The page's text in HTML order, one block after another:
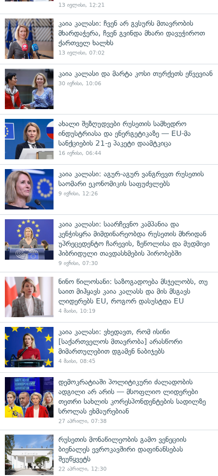
13 ივლისი, 12:21
კაია კალასი: ჩვენ არ გვსურს მთავრობის
მხარდაჭერა, ჩვენ გვინდა მხარი დავუჭიროთ
ქართველ ხალხს
13 ივლისი, 07:02
კაია კალასი და მარტა კოსი თურქეთს ეწვევიან
30 ივნისი, 10:06
ახალი შეზღუდვები რუსეთის სამხედრო
ინდუსტრიასა და ენერგეტიკაზე — EU-მა
სანქციების 21-ე პაკეტი დაამტკიცა
16 ივნისი, 06:44
კაია კალასი: აგურ-აგურ ვანგრევთ რუსეთის
საომარი ეკონომიკის საფუძვლებს
9 ივნისი, 12:26
კაია კალასი: საარჩევნო კამპანია და
კენჭისყრა მიმდინარეობდა რუსეთის მხრიდან
უპრეცედენტო ჩარევის, ზეწოლისა და მუდმივი
ჰიბრიდული თავდასხმების პირობებში
9 ივნისი, 07:30
ნინო წილოსანი: საზოგადოება მსჯელობს, თუ
საით მიჰყავს კაია კალასს და მის მსგავს
ლიდერებს EU, როგორ დასუსტდა EU
4 მაისი, 10:19
კაია კალასი: ვხედავთ, რომ ისინი
[საქართველოს მთავრობა] არასწორი
მიმართულებით დგამენ ნაბიჯებს
4 მაისი, 08:45
დემოკრატიაში პოლიტიკური ძალადობის
ადგილი არ არის — მსოფლიო ლიდერები
თეთრი სახლის კორესპონდენტების სადილზე
სროლას ეხმაურებიან
27 აპრილი, 07:38
რუსეთის მონაწილეობის გამო ვენეციის
ბიენალეს ევროკავშირი დაფინანსებას
შეუწყვეტს
22 აპრილი, 12:30